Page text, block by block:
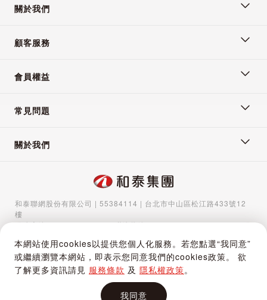
本網站使用cookies以提供您個人化服務。若您點選“我同意”
或繼續瀏覽本網站，即表示您同意我們的cookies政策。 欲
了解更多資訊請見 服務條款 及 隱私權政策。
我同意
關於我們
顧客服務
會員權益
常見問題
關於我們
和泰聯網股份有限公司 | 55384114 | 台北市中山區松江路433號12
樓
服務專線：02-5570-1788| 聯絡信箱：gocs@hotaigo.com.tw| 服
Copyright © 2024 Hotai Connected Co.,Ltd | Powered by Hotai
Motor Corporation